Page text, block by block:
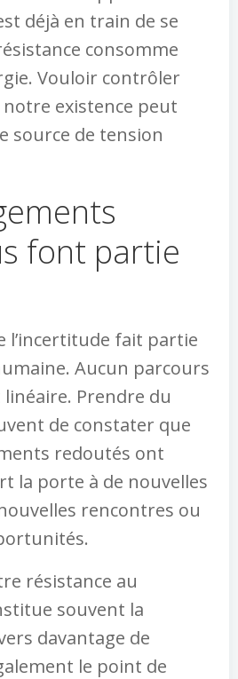
déjà en train de se
consomme
Vouloir contrôler
existence peut
source de tension
font partie
l’incertitude fait partie
Aucun parcours
Prendre du
de constater que
redoutés ont
la porte à de nouvelles
rencontres ou
résistance au
souvent la
davantage de
le point de